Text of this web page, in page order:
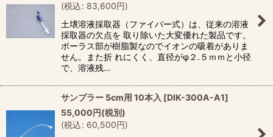
(税込: 83,600円)
土壌溶液採取器（ファイバー式）は、従来の溶液
採取器の欠点を 取り除いた大変優れた製品です。
ポーラス部が樹脂製なのでイオンの吸着がありま
せん。また折 れにくく、直径がφ２.５ｍｍと小径
で、溶液残…
サンプラー 5cm用 10本入 [DIK-300A-A1]
55,000円(税別)
(税込: 60,500円)